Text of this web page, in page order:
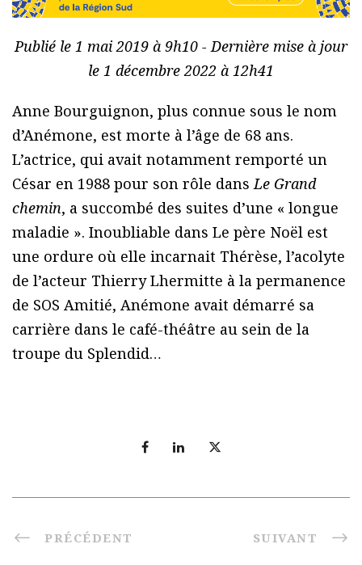
Publié le 1 mai 2019 à 9h10 - Dernière mise à jour
le 1 décembre 2022 à 12h41
Anne Bourguignon, plus connue sous le nom
d’Anémone, est morte à l’âge de 68 ans.
L’actrice, qui avait notamment remporté un
César en 1988 pour son rôle dansLe Grand
chemin, a succombé des suites d’une « longue
maladie ». Inoubliable dans Le père Noël est
une ordure où elle incarnait Thérèse, l’acolyte
de l’acteur Thierry Lhermitte à la permanence
de SOS Amitié, Anémone avait démarré sa
carrière dans le café-théâtre au sein de la
troupe du Splendid…
PRÉCÉDENT SUIVANT